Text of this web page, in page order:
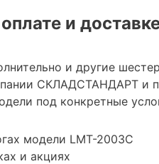
и
и другие
СКЛАДСТАНДАРТ и
под конкретные
модели LMT-2003C
и акциях